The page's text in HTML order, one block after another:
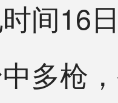
间16
多枪